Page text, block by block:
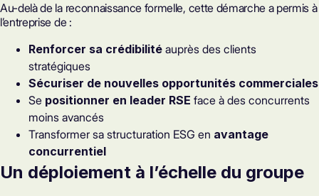
Au-delà de la reconnaissance formelle, cette démarche a permis à
l’entreprise de :
Renforcer sa crédibilité auprès des clients
stratégiques
Sécuriser de nouvelles opportunités commerciales
Se positionner en leader RSE face à des concurrents
moins avancés
Transformer sa structuration ESG en avantage
concurrentiel
Un déploiement à l’échelle du groupe